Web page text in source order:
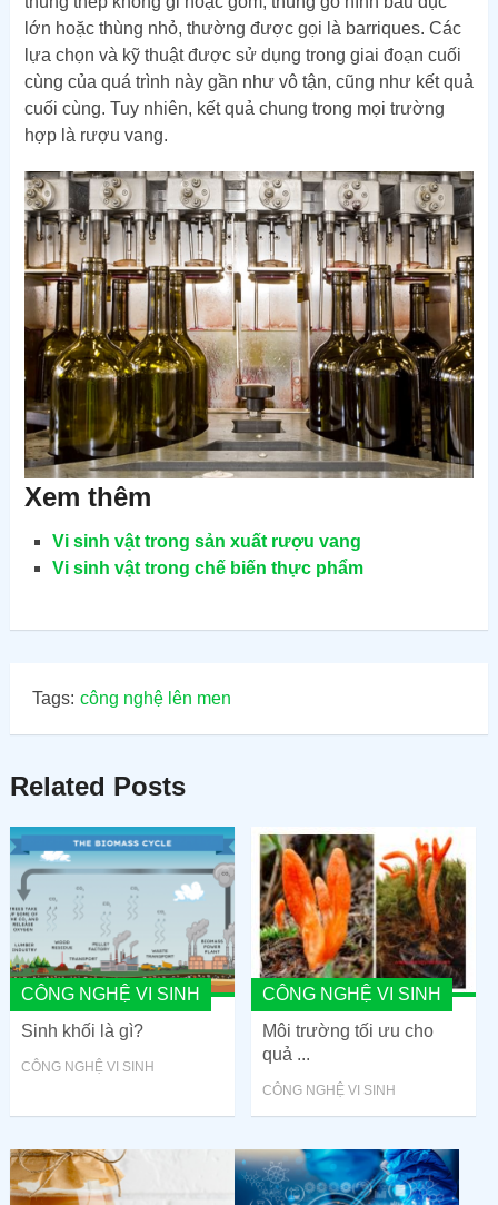
lớn hoặc thùng nhỏ, thường được gọi là barriques. Các
lựa chọn và kỹ thuật được sử dụng trong giai đoạn cuối
cùng của quá trình này gần như vô tận, cũng như kết quả
cuối cùng. Tuy nhiên, kết quả chung trong mọi trường
hợp là rượu vang.
Xem thêm
Vi sinh vật trong sản xuất rượu vang
Vi sinh vật trong chế biến thực phẩm
Tags: công nghệ lên men
Related Posts
CÔNG NGHỆ VI SINH
Sinh khối là gì?
CÔNG NGHỆ VI SINH
CÔNG NGHỆ VI SINH
Môi trường tối ưu cho
quả ...
CÔNG NGHỆ VI SINH